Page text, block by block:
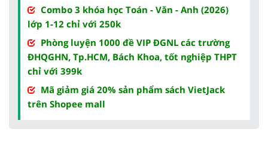
Combo 3 khóa học Toán - Văn - Anh (2026)
lớp 1-12 chỉ với 250k
Phòng luyện 1000 đề VIP ĐGNL các trường
ĐHQGHN, Tp.HCM, Bách Khoa, tốt nghiệp THPT
chỉ với 399k
Mã giảm giá 20% sản phẩm sách VietJack
trên Shopee mall